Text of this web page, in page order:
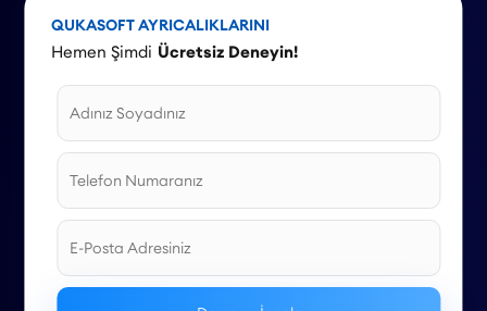
QUKASOFT AYRICALIKLARINI
Hemen Şimdi Ücretsiz Deneyin!